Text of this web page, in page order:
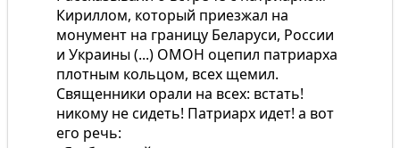
Кириллом, который приезжал на
монумент на границу Беларуси, России
и Украины (...) ОМОН оцепил патриарха
плотным кольцом, всех щемил.
Священники орали на всех: встать!
никому не сидеть! Патриарх идет! а вот
его речь: